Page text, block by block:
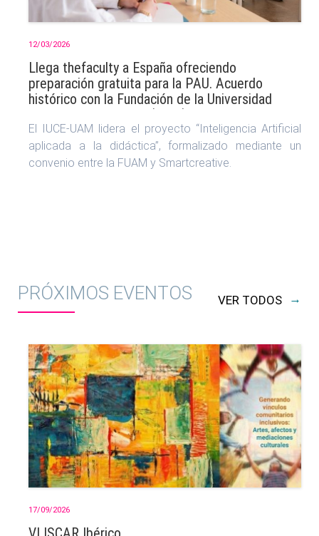
12/03/2026
Llega thefaculty a España ofreciendo
preparación gratuita para la PAU. Acuerdo
histórico con la Fundación de la Universidad
El IUCE‑UAM lidera el proyecto “Inteligencia Artificial
aplicada a la didáctica”, formalizado mediante un
convenio entre la FUAM y Smartcreative.
VER TODOS →
PRÓXIMOS EVENTOS
17/09/2026